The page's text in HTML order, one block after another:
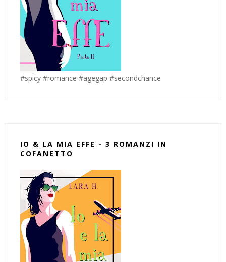
#spicy #romance #agegap #secondchance
IO & LA MIA EFFE - 3 ROMANZI IN
COFANETTO